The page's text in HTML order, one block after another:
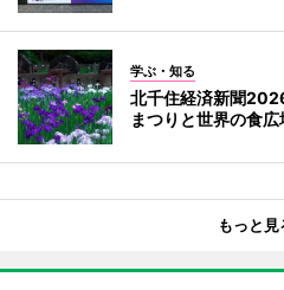
学ぶ・知る
北千住経済新聞
まつりと世界の食
もっと見